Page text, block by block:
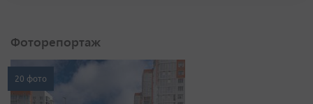
Фоторепортаж
20 фото